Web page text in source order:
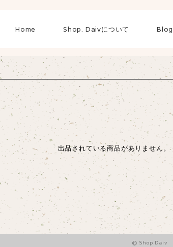
Home Shop. Daivについて Blog
出品されている商品がありません。
Shop.Daiv